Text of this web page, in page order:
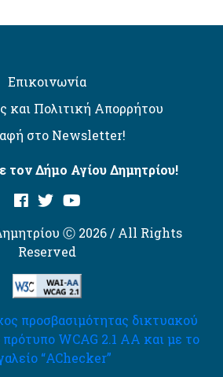
Επικοινωνία
και Πολιτική Απορρήτου
στο Newsletter!
τον Δήμο Αγίου Δημητρίου!
Ⓒ 2026 / All Rights
Reserved
προσβασιμότητας δικτυακού
WCAG 2.1 AA και με το
“AChecker”